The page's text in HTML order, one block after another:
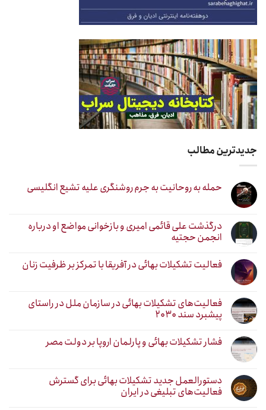
جدیدترین مطالب
حمله به روحانیت به جرم روشنگری علیه تشیع انگلیسی
درگذشت علی قائمی امیری و بازخوانی مواضع او درباره
انجمن حجتیه
فعالیت تشکیلات بهائی در آفریقا با تمرکز بر ظرفیت زنان
فعالیت‌های تشکیلات بهائی در سازمان ملل در راستای
پیشبرد سند ۲۰۳۰
فشار تشکیلات بهائی و پارلمان اروپا بر دولت مصر
دستورالعمل جدید تشکیلات بهائی برای گسترش
فعالیت‌های تبلیغی در ایران